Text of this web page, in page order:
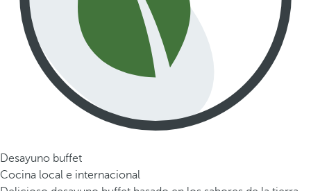
Desayuno buffet
Cocina local e internacional